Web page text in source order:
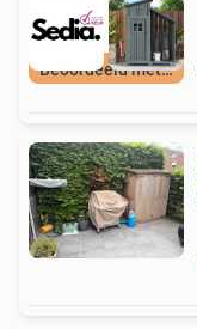
Beoordeeld met 9+